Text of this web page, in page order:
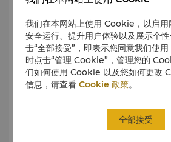
我们在本网站上使用 Cookie，以启用
安全运行、提升用户体验以及展示个
击“全部接受”，即表示您同意我们使
时点击“管理 Cookie”，管理您的
们如何使用 Cookie 以及您如何更改
信息，请查看Cookie 政策。
全部接受